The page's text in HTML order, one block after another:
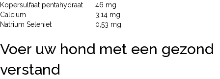
Kopersulfaat pentahydraat
46 mg
Calcium
3,14 mg
Natrium Seleniet
0,53 mg
Voer uw hond met een gezond
verstand